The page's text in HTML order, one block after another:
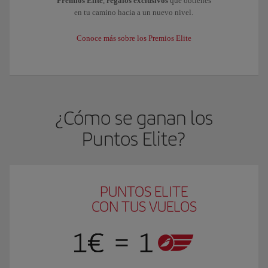
en tu camino hacia a un nuevo nivel.
Conoce más sobre los Premios Elite
¿Cómo se ganan los
Puntos Elite?
PUNTOS ELITE
CON TUS VUELOS